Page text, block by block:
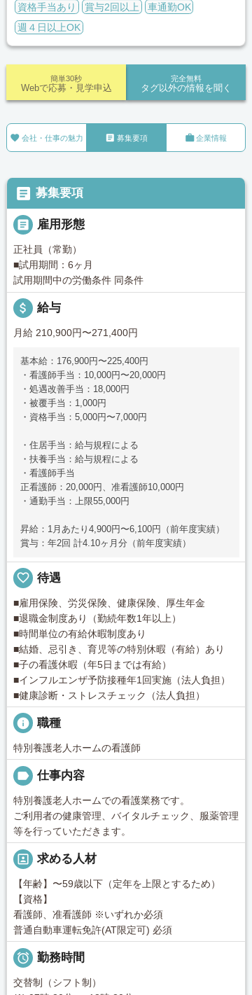
資格手当あり
賞与2回以上
車通勤OK
週４日以上OK
完全無料
タグ以外の情報を聞く
簡単30秒
Webで応募・見学申込
 会社・仕事の魅力  募集要項 企業情報
 募集要項
 雇用形態
正社員（常勤）
■試用期間：6ヶ月
試用期間中の労働条件 同条件
attach_money 給与
月給 210,900円〜271,400円
基本給：176,900円〜225,400円
・看護師手当：10,000円〜20,000円
・処遇改善手当：18,000円
・被覆手当：1,000円
・資格手当：5,000円〜7,000円
・住居手当：給与規程による
・扶養手当：給与規程による
・看護師手当
正看護師：20,000円、准看護師10,000円
・通勤手当：上限55,000円
昇給：1月あたり4,900円〜6,100円（前年度実績）
賞与：年2回 計4.10ヶ月分（前年度実績）
favorite_border 待遇
■雇用保険、労災保険、健康保険、厚生年金
■退職金制度あり（勤続年数1年以上）
■時間単位の有給休暇制度あり
■結婚、忌引き、育児等の特別休暇（有給）あり
■子の看護休暇（年5日までは有給）
■インフルエンザ予防接種年1回実施（法人負担）
■健康診断・ストレスチェック（法人負担）
info 職種
特別養護老人ホームの看護師
label 仕事内容
特別養護老人ホームでの看護業務です。
ご利用者の健康管理、バイタルチェック、服薬管理
等を行っていただきます。
portrait 求める人材
【年齢】〜59歳以下（定年を上限とするため）
【資格】
看護師、准看護師 ※いずれか必須
普通自動車運転免許(AT限定可) 必須
 勤務時間
交替制（シフト制）